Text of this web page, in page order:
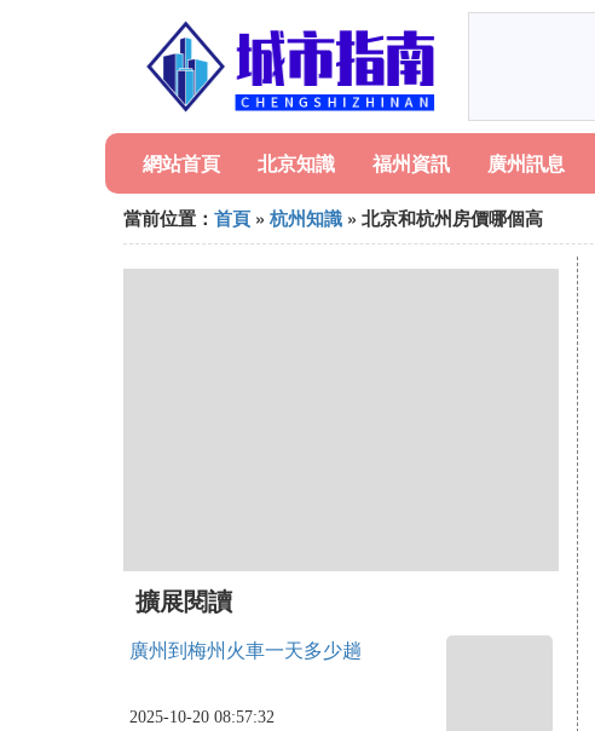
網站首頁 北京知識 福州資訊 廣州訊息
當前位置： 首頁 » 杭州知識 » 北京和杭州房價哪個高
擴展閱讀
廣州到梅州火車一天多少趟
2025-10-20 08:57:32